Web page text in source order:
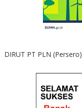
DIRUT PT PLN (Persero)